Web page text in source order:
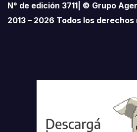
N° de edición 3711| © Grupo
2013 – 2026 Todos los